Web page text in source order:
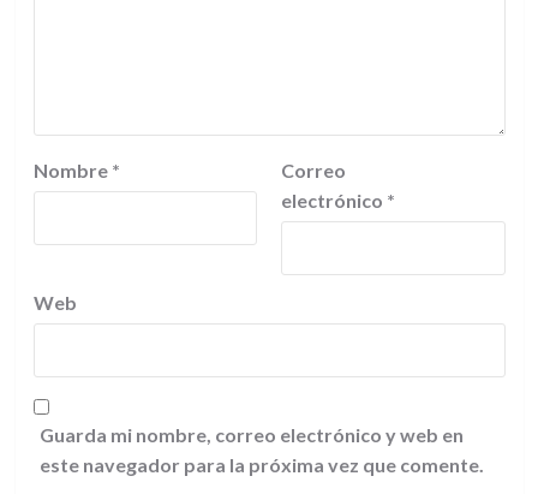
Nombre *
Correo
electrónico *
Web
Guarda mi nombre, correo electrónico y web en
este navegador para la próxima vez que comente.